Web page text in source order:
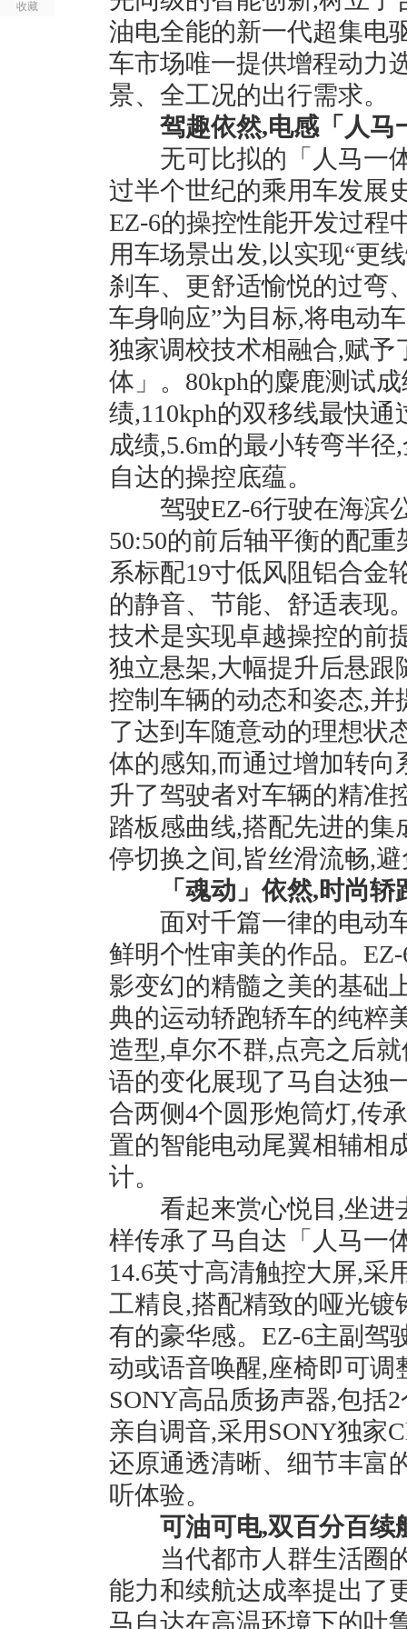
收藏
油电全能的新一代超集电
车市场唯一提供增程动力
景、全工况的出行需求。
驾趣依然,电感「人马
无可比拟的「人马一体
过半个世纪的乘用车发展
EZ-6的操控性能开发过程
用车场景出发,以实现“更
刹车、更舒适愉悦的过弯
车身响应”为目标,将电动
独家调校技术相融合,赋予
体」。80kph的麋鹿测试
绩,110kph的双移线最快
成绩,5.6m的最小转弯半
自达的操控底蕴。
驾驶EZ-6行驶在海滨
50:50的前后轴平衡的配
系标配19寸低风阻铝合金
的静音、节能、舒适表现
技术是实现卓越操控的前
独立悬架,大幅提升后悬跟
控制车辆的动态和姿态,
了达到车随意动的理想状
体的感知,而通过增加转
升了驾驶者对车辆的精准
踏板感曲线,搭配先进的集
停切换之间,皆丝滑流畅,
「魂动」依然,时尚轿
面对千篇一律的电动车
鲜明个性审美的作品。
影变幻的精髓之美的基础
典的运动轿跑轿车的纯粹
造型,卓尔不群,点亮之后
语的变化展现了马自达独
合两侧4个圆形炮筒灯,传
置的智能电动尾翼相辅相
计。
看起来赏心悦目,坐进
样传承了马自达「人马一
14.6英寸高清触控大屏,采
工精良,搭配精致的哑光
有的豪华感。EZ-6主副驾
动或语音唤醒,座椅即可调
SONY高品质扬声器,包括
亲自调音,采用SONY独家
还原通透清晰、细节丰富
听体验。
可油可电,双百分百续
当代都市人群生活圈的
能力和续航达成率提出了
马自达在高温环境下的吐